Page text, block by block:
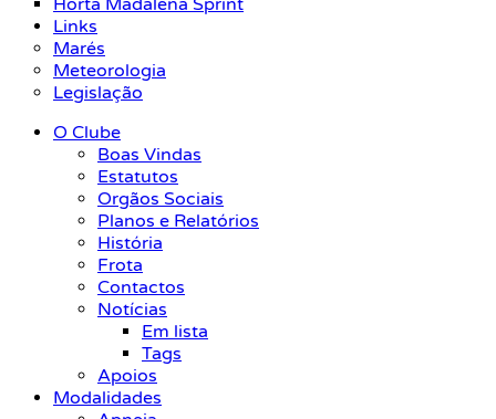
Horta Madalena Sprint
Links
Marés
Meteorologia
Legislação
O Clube
Boas Vindas
Estatutos
Orgãos Sociais
Planos e Relatórios
História
Frota
Contactos
Notícias
Em lista
Tags
Apoios
Modalidades